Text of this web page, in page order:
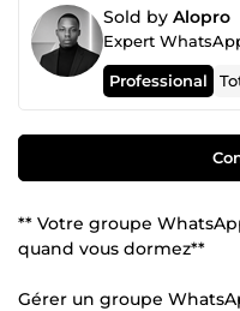
Sold by Alopro
Expert
Professional
** Votre groupe
quand vous dormez**
Gérer un groupe